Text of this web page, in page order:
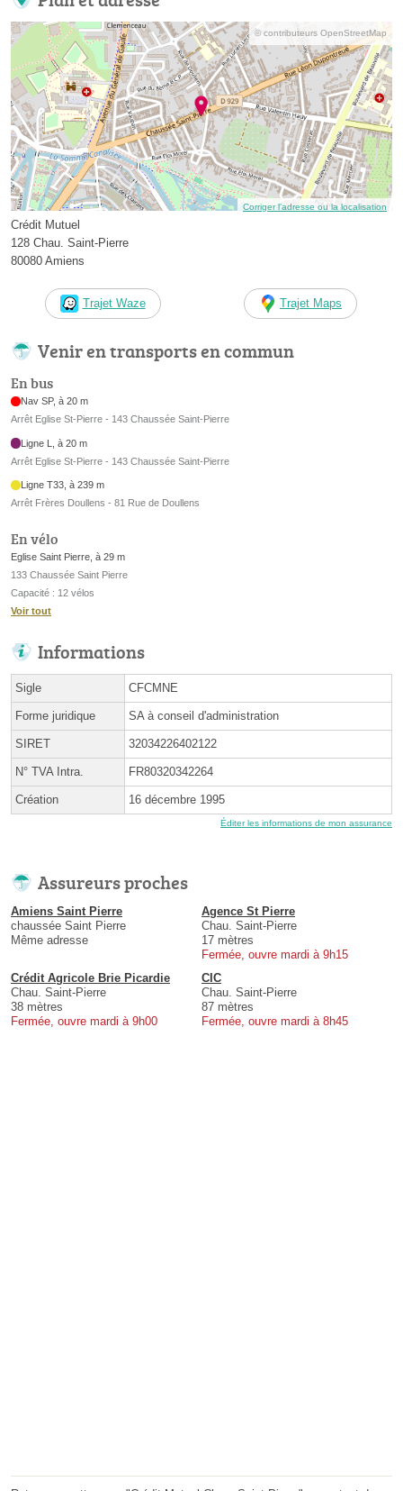
© contributeurs OpenStreetMap
Corriger l’adresse ou la localisation
Crédit Mutuel
128 Chau. Saint-Pierre
80080 Amiens
Trajet Waze Trajet Maps
Venir en transports en commun
En bus
Nav SP, à 20 m
Arrêt Eglise St-Pierre - 143 Chaussée Saint-Pierre
Ligne L, à 20 m
Arrêt Eglise St-Pierre - 143 Chaussée Saint-Pierre
Ligne T33, à 239 m
Arrêt Frères Doullens - 81 Rue de Doullens
En vélo
Eglise Saint Pierre, à 29 m
133 Chaussée Saint Pierre
Capacité : 12 vélos
Voir tout
Informations
Sigle CFCMNE
Forme juridique SA à conseil d'administration
SIRET 32034226402122
N° TVA Intra. FR80320342264
Création 16 décembre 1995
Éditer les informations de mon assurance
Assureurs proches
Amiens Saint Pierre
chaussée Saint Pierre
Même adresse
Agence St Pierre
Chau. Saint-Pierre
17 mètres
Fermée, ouvre mardi à 9h15
Crédit Agricole Brie Picardie
Chau. Saint-Pierre
38 mètres
Fermée, ouvre mardi à 9h00
CIC
Chau. Saint-Pierre
87 mètres
Fermée, ouvre mardi à 8h45